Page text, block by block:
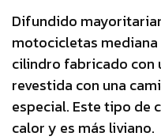
Difundido
motocicletas mediana
cilindro fabricado con
revestida con una
especial. Este tipo de
calor y es más liviano.